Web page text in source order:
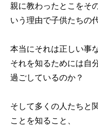
親に教わったとこをそ
いう理由で子供たちの
本当にそれは正しい事
それを知るためには自
過ごしているのか？
そして多くの人たちと
ことを知ること、